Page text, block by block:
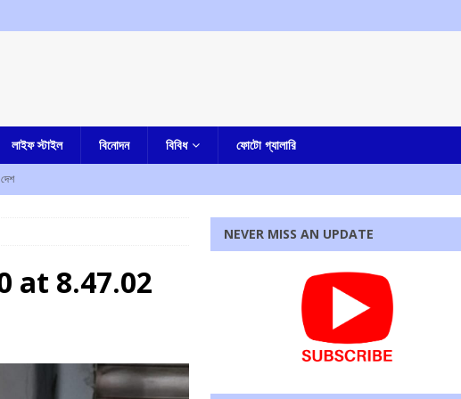
লাইফ স্টাইল বিনোদন বিবিধ ফোটো গ্যালারি
জেলা পুলিশ সুপার কী বললেন
আমার বাংলা
উত্তেজনা ডোমজুর এলাকায়.. বাংলা
at 8.47.02
NEVER MISS AN UPDATE